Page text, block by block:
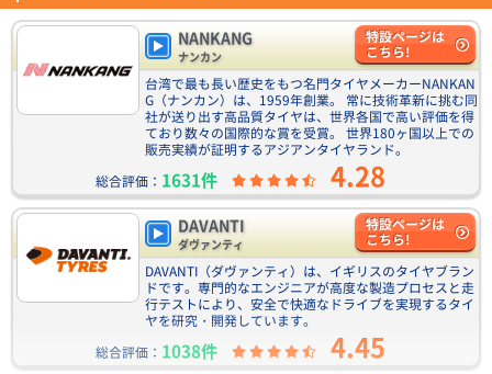
NANKANG
ナンカン
台湾で最も長い歴史をもつ名門タイヤメーカーNANKAN
G（ナンカン）は、1959年創業。 常に技術革新に挑む同
社が送り出す高品質タイヤは、世界各国で高い評価を得
ており数々の国際的な賞を受賞。 世界180ヶ国以上での
販売実績が証明するアジアンタイヤランド。
総合評価： 1631件 4.28
特設ページは
こちら!
DAVANTI
ダヴァンティ
DAVANTI（ダヴァンティ）は、イギリスのタイヤブラン
ドです。専門的なエンジニアが高度な製造プロセスと走
行テストにより、安全で快適なドライブを実現するタイ
ヤを研究・開発しています。
総合評価： 1038件 4.45
特設ページは
こちら!
NANKANG FT-9 M/T RWL 195/65R15 91T
3.38点 (6件)
(4.40点)kit*******さん
DAVANTI DX640 245/40R18.Z 97Y XL
前のタイヤに深い傷が入ったため、 価格と皆様のレビューを見ながら急遽
購入・交換しました。 装着後一か月街乗りしかしていませんが… 静粛性は
高く感じました、 雨天でハンドリングが前回タイヤと異なる感覚はありま
したが 特に欠点らしいところもありません。 コストパフォーマンスはとて
も優秀だと思います。
(5.00点)mih*******さん
DUNLOP DIREZZA DZ102 225/50R18 95W
早急にタイヤ交換が必要となりネットで購入するよりも直接タイヤ取り扱い
店に行った方が早いと思いつつ値段の安さに惹かれサイトで購入。 9時ごろ
注文し、昼過ぎには出荷完了メール。翌日に取り付け店に到着し注文してか
ら2日後には新しいタイヤになっていました。 タイヤの良し悪しに関しては
正直よくわかりませんが、安い、早い！ので次回もお世話になる予定です。
(4.14点) hma*******さん
NANKANG NS-2R 165/55R15 75V(TREAD120)
今回はコスパ重視でフロントにNS-2R、リヤにNS-2をチョイス。パターン
デザイン気に入ってます。 街中普通使いなので、全然充分。 まだ数ヶ月し
か走ってませんが、スタート、ストップ、グリップとも全く問題無いです。
サーキット走る訳じゃ無いので、これで十分満足です。 強いて言うなら、
ウェット時の粘りがやや弱いかも。
(5.00点)
pek*******さん
RADAR Dimax R8+ 275/40R19.Z 105Y XL